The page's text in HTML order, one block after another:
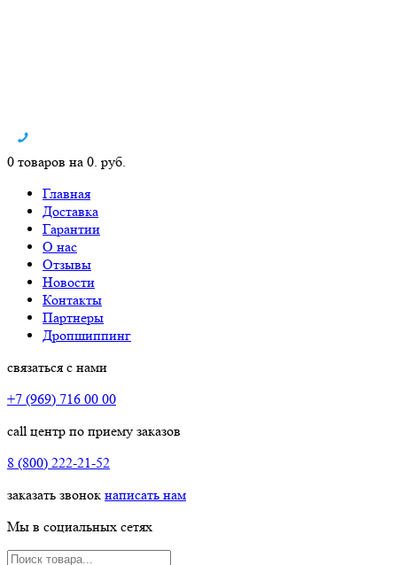
0 товаров на 0. руб.
Главная
Доставка
Гарантии
О нас
Отзывы
Новости
Контакты
Партнеры
Дропшиппинг
связаться с нами
+7 (969) 716 00 00
call центр по приему заказов
8 (800) 222-21-52
заказать звонок написать нам
Мы в социальных сетях